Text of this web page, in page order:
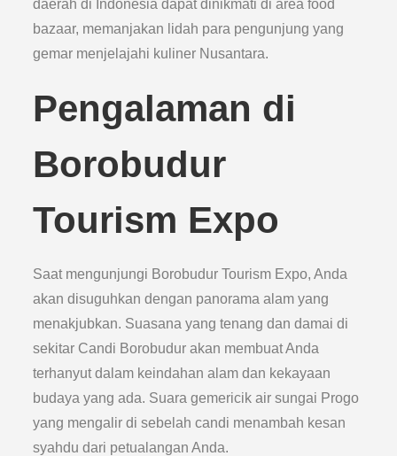
daerah di Indonesia dapat dinikmati di area food
bazaar, memanjakan lidah para pengunjung yang
gemar menjelajahi kuliner Nusantara.
Pengalaman di
Borobudur
Tourism Expo
Saat mengunjungi Borobudur Tourism Expo, Anda
akan disuguhkan dengan panorama alam yang
menakjubkan. Suasana yang tenang dan damai di
sekitar Candi Borobudur akan membuat Anda
terhanyut dalam keindahan alam dan kekayaan
budaya yang ada. Suara gemericik air sungai Progo
yang mengalir di sebelah candi menambah kesan
syahdu dari petualangan Anda.